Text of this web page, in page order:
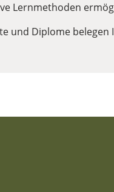
Lernmethoden
und Diplome